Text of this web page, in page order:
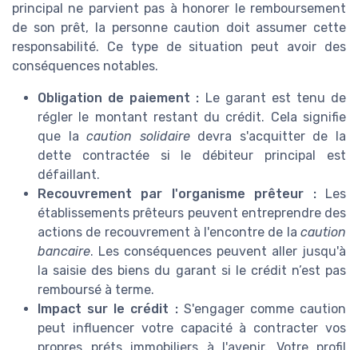
principal ne parvient pas à honorer le remboursement
de son prêt, la personne caution doit assumer cette
responsabilité. Ce type de situation peut avoir des
conséquences notables.
Obligation de paiement : Le garant est tenu de
régler le montant restant du crédit. Cela signifie
que lacaution solidairedevra s'acquitter de la
dette contractée si le débiteur principal est
défaillant.
Recouvrement par l'organisme prêteur :Les
établissements prêteurs peuvent entreprendre des
actions de recouvrement à l'encontre de la caution
bancaire. Les conséquences peuvent aller jusqu'à
la saisie des biens du garant si le crédit n’est pas
remboursé à terme.
Impact sur le crédit :S'engager comme caution
peut influencer votre capacité à contracter vos